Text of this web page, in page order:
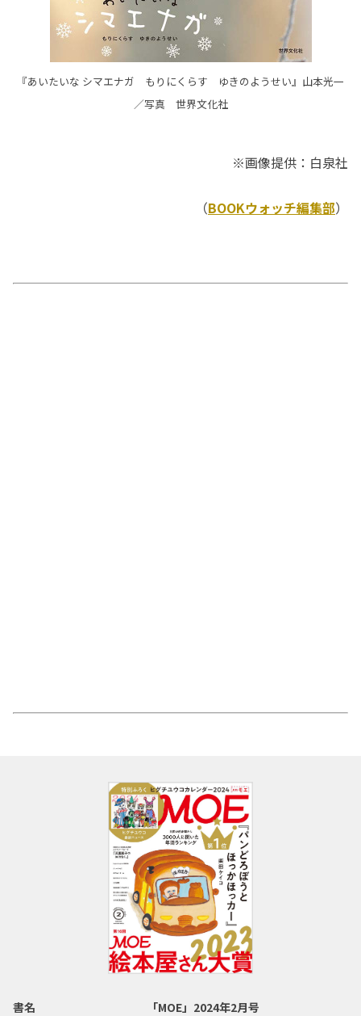
『あいたいな シマエナガ もりにくらす ゆきのようせい』山本光一
／写真 世界文化社
※画像提供：白泉社
（BOOKウォッチ編集部）
書名
「MOE」2024年2月号